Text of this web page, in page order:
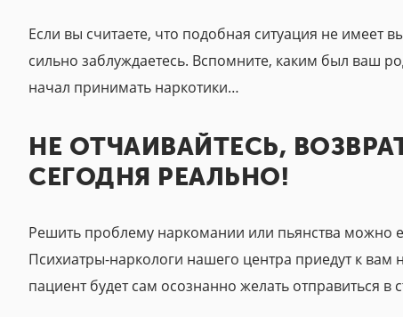
Если вы считаете, что подобная ситуация не имеет
сильно заблуждаетесь. Вспомните, каким был ваш
начал принимать наркотики…
НЕ ОТЧАИВАЙТЕСЬ,
СЕГОДНЯ РЕАЛЬНО!
Решить проблему наркомании или пьянства можно
Психиатры-наркологи нашего центра приедут к вам
пациент будет сам осознанно желать отправиться в